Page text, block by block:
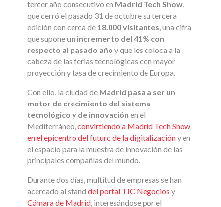
tercer año consecutivo en Madrid Tech Show,
que cerró el pasado 31 de octubre su tercera
edición con cerca de 18.000 visitantes, una cifra
que supone un incremento del 41% con
respecto al pasado año y que les coloca a la
cabeza de las ferias tecnológicas con mayor
proyección y tasa de crecimiento de Europa.
Con ello, la ciudad de Madrid pasa a ser un
motor de crecimiento del sistema
tecnológico y de innovación en el
Mediterráneo,convirtiendo a Madrid Tech Show
en el epicentro del futuro de la digitalizacióny en
el espacio para la muestra de innovación de las
principales compañías del mundo.
Durante dos días, multitud de empresas se han
acercado al stand del portal TIC Negocios y
Cámara de Madrid, interesándose por el